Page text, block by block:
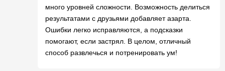
много уровней сложности. Возможность делиться
результатами с друзьями добавляет азарта.
Ошибки легко исправляются, а подсказки
помогают, если застрял. В целом, отличный
способ развлечься и потренировать ум!